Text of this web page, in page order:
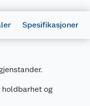
Spesifikasjoner
og
7025180718128